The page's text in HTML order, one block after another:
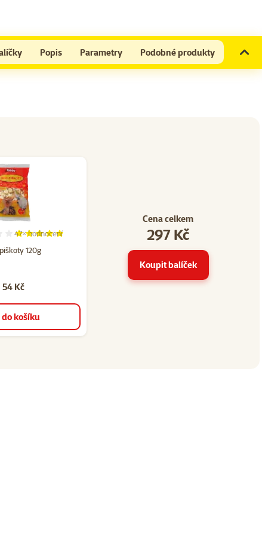
Popis Parametry Podobné produkty
120g
Hodnocení 98%, počet hodnocení: 47
47×hodnocení
54 Kč
do košíku
Cena celkem
297 Kč
Koupit balíček